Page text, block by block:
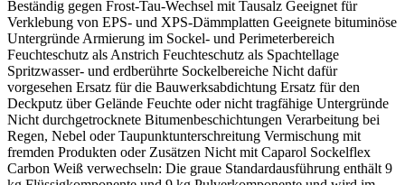
Beständig gegen Frost-Tau-Wechsel mit Tausalz Geeignet für
Verklebung von EPS- und XPS-Dämmplatten Geeignete bituminöse
Untergründe Armierung im Sockel- und Perimeterbereich
Feuchteschutz als Anstrich Feuchteschutz als Spachtellage
Spritzwasser- und erdberührte Sockelbereiche Nicht dafür
vorgesehen Ersatz für die Bauwerksabdichtung Ersatz für den
Deckputz über Gelände Feuchte oder nicht tragfähige Untergründe
Nicht durchgetrocknete Bitumenbeschichtungen Verarbeitung bei
Regen, Nebel oder Taupunktunterschreitung Vermischung mit
fremden Produkten oder Zusätzen Nicht mit Caparol Sockelflex
Carbon Weiß verwechseln: Die graue Standardausführung enthält 9